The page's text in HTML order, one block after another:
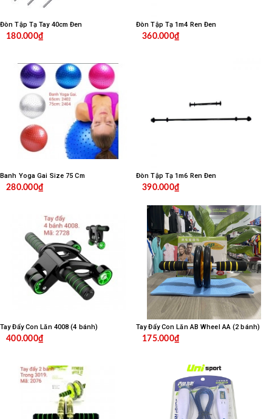
Đòn Tập Tạ Tay 40cm Đen
180.000₫
Đòn Tập Tạ 1m4 Ren Đen
360.000₫
Banh Yoga Gai Size 75 Cm
280.000₫
Đòn Tập Tạ 1m6 Ren Đen
390.000₫
Tay Đẩy Con Lăn 4008 (4 bánh)
400.000₫
Tay Đẩy Con Lăn AB Wheel AA (2 bánh)
175.000₫